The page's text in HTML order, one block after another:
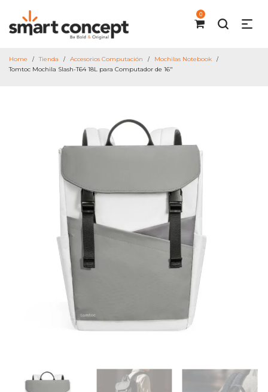
0
Home / Tienda / Accesorios Computación / Mochilas Notebook /
Tomtoc Mochila Slash-T64 18L para Computador de 16″